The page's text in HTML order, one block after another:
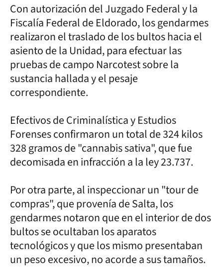
Con autorización del Juzgado Federal y la
Fiscalía Federal de Eldorado, los gendarmes
realizaron el traslado de los bultos hacia el
asiento de la Unidad, para efectuar las
pruebas de campo Narcotest sobre la
sustancia hallada y el pesaje
correspondiente.
Efectivos de Criminalística y Estudios
Forenses confirmaron un total de 324 kilos
328 gramos de "cannabis sativa", que fue
decomisada en infracción a la ley 23.737.
Por otra parte, al inspeccionar un "tour de
compras", que provenía de Salta, los
gendarmes notaron que en el interior de dos
bultos se ocultaban los aparatos
tecnológicos y que los mismo presentaban
un peso excesivo, no acorde a sus tamaños.